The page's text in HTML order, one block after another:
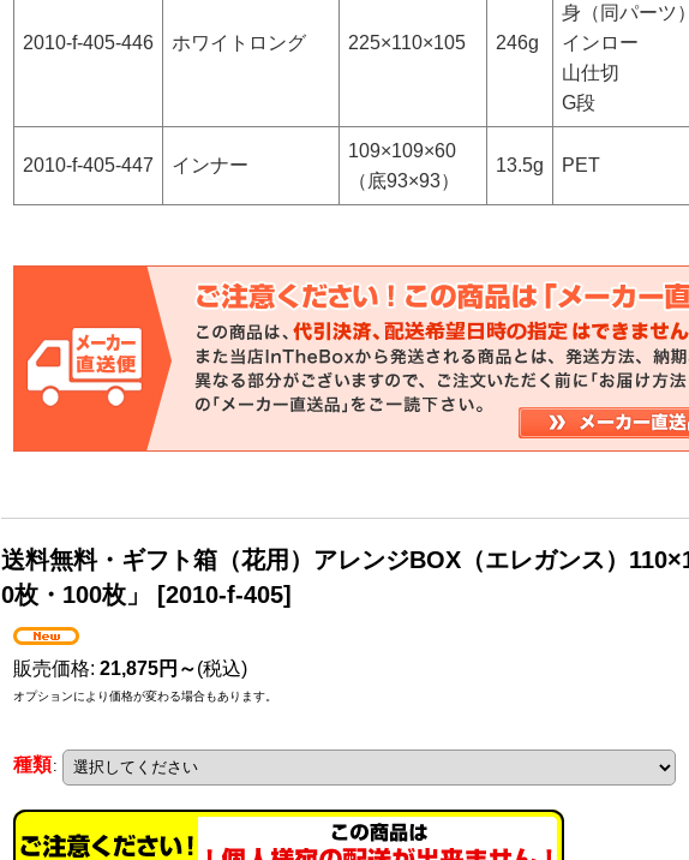
2010-f-405-446 ホワイトロング 225×110×105 246g
身（同パーツ）
インロー
山仕切
G段
2010-f-405-447 インナー
109×109×60
（底93×93）
13.5g PET
送料無料・ギフト箱（花用）アレンジBOX（エレガンス）
0枚・100枚」
[2010-f-405]
販売価格: 21,875円～(税込)
オプションにより価格が変わる場合もあります。
種類: